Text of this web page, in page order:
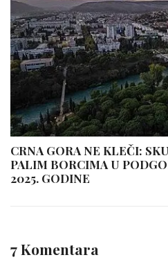
CRNA GORA NE KLEČI:
PALIM BORCIMA U
2025. GODINE
7 Komentara